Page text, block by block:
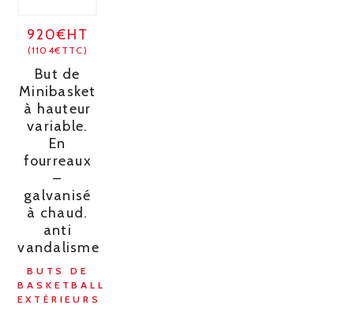
920€HT
(1104€TTC)
But de
Minibasket
à hauteur
variable.
En
fourreaux
–
galvanisé
à chaud.
anti
vandalisme
BUTS DE
BASKETBALL
EXTÉRIEURS